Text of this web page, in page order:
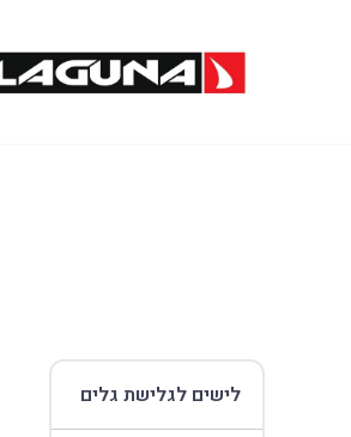
לישים לגלישת גלים